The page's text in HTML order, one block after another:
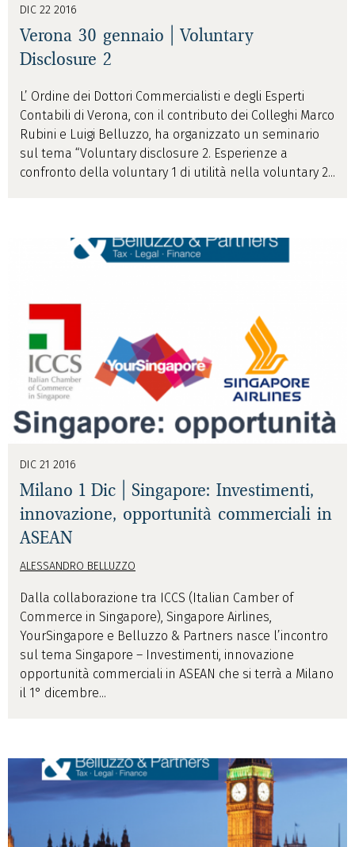
DIC 22 2016
Verona 30 gennaio | Voluntary
Disclosure 2
L’ Ordine dei Dottori Commercialisti e degli Esperti
Contabili di Verona, con il contributo dei Colleghi Marco
Rubini e Luigi Belluzzo, ha organizzato un seminario
sul tema “Voluntary disclosure 2. Esperienze a
confronto della voluntary 1 di utilità nella voluntary 2...
DIC 21 2016
Milano 1 Dic | Singapore: Investimenti,
innovazione, opportunità commerciali in
ASEAN
ALESSANDRO BELLUZZO
Dalla collaborazione tra ICCS (Italian Camber of
Commerce in Singapore), Singapore Airlines,
YourSingapore e Belluzzo & Partners nasce l’incontro
sul tema Singapore – Investimenti, innovazione
opportunità commerciali in ASEAN che si terrà a Milano
il 1° dicembre...